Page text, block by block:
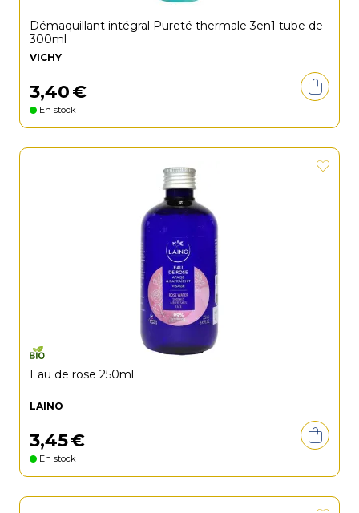
Démaquillant intégral Pureté thermale 3en1 tube de
300ml
VICHY
3,40€
En stock
Eau de rose 250ml
LAINO
3,45€
En stock